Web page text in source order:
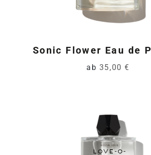
Sonic Flower Eau de
ab 35,00 €